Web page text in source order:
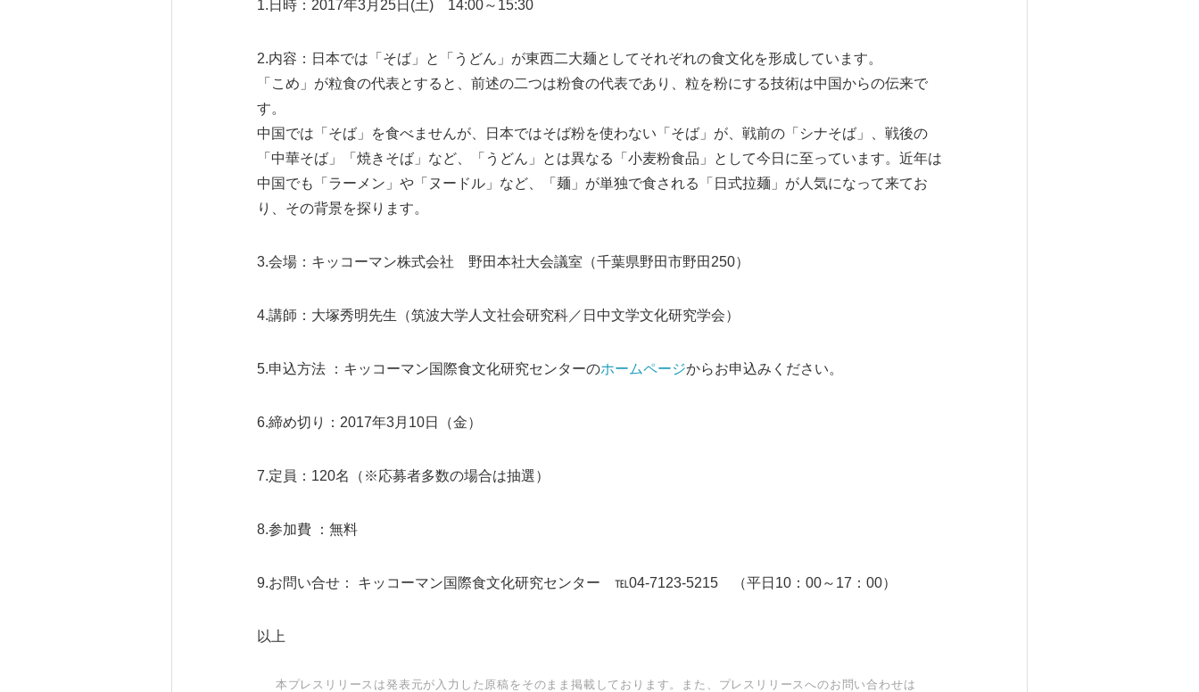
1.日時：2017年3月25日(土) 14:00～15:30
2.内容：日本では「そば」と「うどん」が東西二大麺としてそれぞれの食文化を形成しています。
「こめ」が粒食の代表とすると、前述の二つは粉食の代表であり、粒を粉にする技術は中国からの伝来で
す。
中国では「そば」を食べませんが、日本ではそば粉を使わない「そば」が、戦前の「シナそば」、戦後の
「中華そば」「焼きそば」など、「うどん」とは異なる「小麦粉食品」として今日に至っています。近年は
中国でも「ラーメン」や「ヌードル」など、「麺」が単独で食される「日式拉麺」が人気になって来てお
り、その背景を探ります。
3.会場：キッコーマン株式会社 野田本社大会議室（千葉県野田市野田250）
4.講師：大塚秀明先生（筑波大学人文社会研究科／日中文学文化研究学会）
5.申込方法 ：キッコーマン国際食文化研究センターのホームページからお申込みください。
6.締め切り：2017年3月10日（金）
7.定員：120名（※応募者多数の場合は抽選）
8.参加費 ：無料
9.お問い合せ： キッコーマン国際食文化研究センター ℡04-7123-5215 （平日10：00～17：00）
以上
本プレスリリースは発表元が入力した原稿をそのまま掲載しております。また、プレスリリースへのお問い合わせは